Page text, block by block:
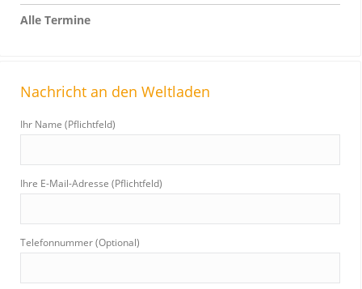
Alle Termine
Nachricht an den Weltladen
Ihr Name (Pflichtfeld)
Ihre E-Mail-Adresse (Pflichtfeld)
Telefonnummer (Optional)